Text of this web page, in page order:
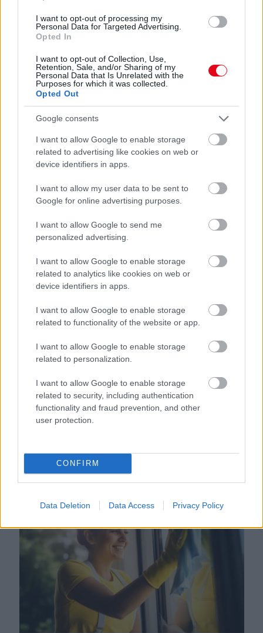
I want to opt-out of processing my
Personal Data for Targeted Advertising.
Opted In
I want to opt-out of Collection, Use,
Retention, Sale, and/or Sharing of my
Personal Data that Is Unrelated with the
Purposes for which it was collected.
Opted Out
Google consents
I want to allow Google to enable storage
related to advertising like cookies on web or
device identifiers in apps.
I want to allow my user data to be sent to
Google for online advertising purposes.
I want to allow Google to send me
personalized advertising.
I want to allow Google to enable storage
related to analytics like cookies on web or
device identifiers in apps.
I want to allow Google to enable storage
related to functionality of the website or app.
I want to allow Google to enable storage
related to personalization.
I want to allow Google to enable storage
related to security, including authentication
functionality and fraud prevention, and other
user protection.
CONFIRM
Data Deletion Data Access Privacy Policy
Ha ezt érzed evés után, a szervezeted fontos dologra
próbál figyelmeztetni
Orvos figyelmeztet: ezt az apró reggeli tünetet ne söpörd a